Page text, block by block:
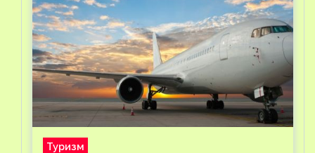
Туризм